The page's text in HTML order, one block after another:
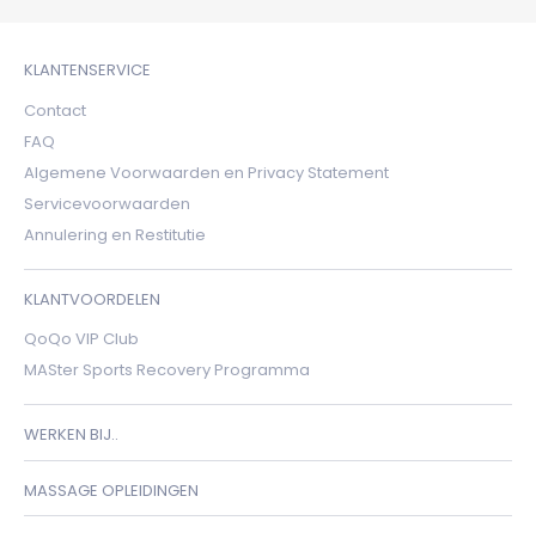
KLANTENSERVICE
Contact
FAQ
Algemene Voorwaarden en Privacy Statement
Servicevoorwaarden
Annulering en Restitutie
KLANTVOORDELEN
QoQo VIP Club
MASter Sports Recovery Programma
WERKEN BIJ..
MASSAGE OPLEIDINGEN